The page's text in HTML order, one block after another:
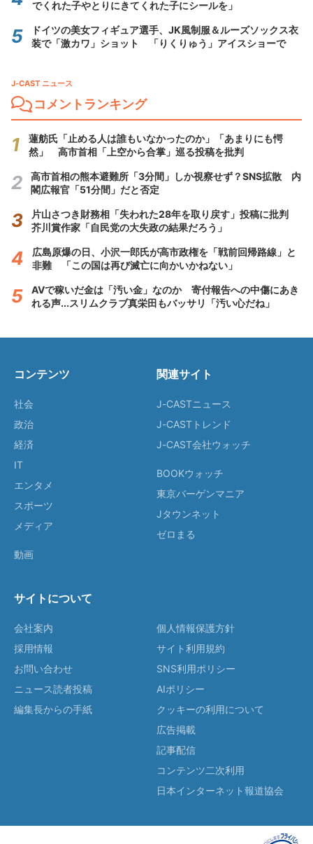
でくれた子やとりにきてくれた子にシールを」
ドイツの美女フィギュア選手、JK風制服＆ルーズソックス衣
装で「激カワ」ショット 「りくりゅう」アイスショーで
J-CAST ニュース
コメントランキング
蓮舫氏「止める人は誰もいなかったのか」「あまりにも愕
然」 高市首相「上空から合掌」巡る投稿を批判
高市首相の熊本避難所「3分間」しか視察せず？SNS拡散 内
閣広報官「51分間」だと否定
片山さつき財務相「失われた28年を取り戻す」投稿に批判
芥川賞作家「自民党の大失政の結果だろう」
広島原爆の日、小沢一郎氏が高市政権を「戦前回帰路線」と
非難 「この国は再び滅亡に向かいかねない」
AVで稼いだ金は「汚い金」なのか 寄付報告への中傷にあき
れる声...スリムクラブ真栄田もバッサリ「汚い心だね」
コンテンツ
社会
政治
経済
IT
エンタメ
スポーツ
メディア
動画
関連サイト
J-CASTニュース
J-CASTトレンド
J-CAST会社ウォッチ
BOOKウォッチ
東京バーゲンマニア
Jタウンネット
ゼロまる
サイトについて
会社案内
採用情報
お問い合わせ
ニュース読者投稿
編集長からの手紙
個人情報保護方針
サイト利用規約
SNS利用ポリシー
AIポリシー
クッキーの利用について
広告掲載
記事配信
コンテンツ二次利用
日本インターネット報道協会